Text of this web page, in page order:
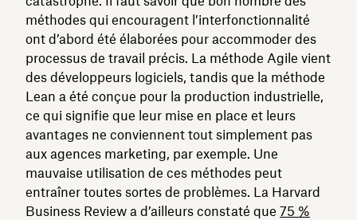
méthodes qui encouragent l’interfonctionnalité
ont d’abord été élaborées pour accommoder des
processus de travail précis. La méthode Agile vient
des développeurs logiciels, tandis que la méthode
Lean a été conçue pour la production industrielle,
ce qui signifie que leur mise en place et leurs
avantages ne conviennent tout simplement pas
aux agences marketing, par exemple. Une
mauvaise utilisation de ces méthodes peut
entraîner toutes sortes de problèmes. La Harvard
Business Review a d’ailleurs constaté que 75 %